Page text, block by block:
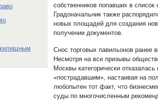
собственников попавших в список
Градоначальник также
новых площадей для создания
получении документов.
Снос торговых павильонов ранее
Несмотря на все призывы
Москвы категорически
«пострадавшим», настаивая на
любопытен тот факт, что
суды по многочисленным